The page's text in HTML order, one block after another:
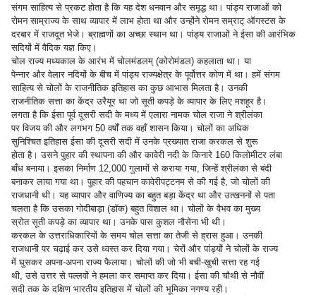
संगम साहित्य से प्रकट होता है कि यह देश धनवान और समृद्ध था। पांड्य राजाओं को
रोमन साम्राज्य के साथ व्यापार में लाभ होता था और उन्होंने रोमन सम्राट् ऑगस्टस के
दरबार में राजदूत भेजे। ब्राह्मणों का अच्छा स्थान था। पांड्य राजाओं ने ईसा की आरंभिक
सदियों में वैदिक यज्ञ किए।
चोल राज्य मध्यकाल के आरंभ में चोलमंडलम् (कोरोमंडल) कहलाता था। या
पेन्नार और वेलार नदियों के बीच में पांड्य राज्यक्षेत्र के पूर्वोत्तर कोण में था। हमें संगम
साहित्य से चोलों के राजनीतिक इतिहास का कुछ आभास मिलता है। उनकी
राजनीतिक सत्ता का केंद्र उरैयूर था जो सूती कपड़े के व्यापार के लिए मशहूर है।
लगता है कि ईसा पूर्व दूसरी सदी के मध्य में एलारा नामक चोल राजा ने श्रीलंका
पर विजय की और लगभग 50 वर्षों तक वहाँ शासन किया। चोलों का अधिक
सुनिश्चित इतिहास ईसा की दूसरी सदी में उनके प्रख्यात राजा करकल से शुरू
होता है। उसने पुहार की स्थापना की और कावेरी नदी के किनारे 160 किलोमीटर लंबा
बाँध बनाया। इसका निर्माण 12,000 गुलामों से कराया गया, जिन्हें श्रीलंका से बंदी
बनाकर लाया गया था। पुहार की पहचान कावेरीपट्टनम से की गई है, जो चोलों की
राजधानी थी। यह व्यापार और वाणिज्य का बहुत बड़ा केंद्र था और उत्खननों से पता
चलता है कि उसका गोदीबाड़ा (डॉक) बहुत विशाल था। चोलों के वैभव का मुख्य
स्रोत सूती कपड़े का व्यापार था। उनके पास कुशल नौसेना भी थी।
करकल के उत्तराधिकारियों के समय चोल सत्ता का तेजी से ह्रास हुआ। उनकी
राजधानी पर चढ़ाई कर उसे ध्वस्त कर दिया गया। चेरों और पांड्यों ने चोलों के राज्य
में घुसकर अपना-अपना राज्य फैलाया। चोलों की जो भी बची-खुची सत्ता रह गई
थी, उसे उत्तर से पल्लवों ने हमला कर समाप्त कर दिया। ईसा की चौथी से नौवीं
सदी तक के दक्षिण भारतीय इतिहास में चोलों की भूमिका नगण्य रही।